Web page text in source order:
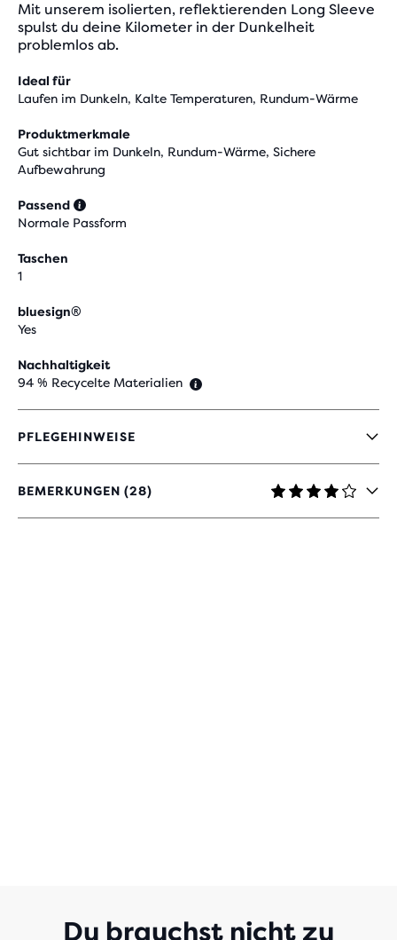
Mit unserem isolierten, reflektierenden Long Sleeve
spulst du deine Kilometer in der Dunkelheit
problemlos ab.
Ideal für
Laufen im Dunkeln, Kalte Temperaturen, Rundum-Wärme
Produktmerkmale
Gut sichtbar im Dunkeln, Rundum-Wärme, Sichere
Aufbewahrung
Passend
Normale Passform
Taschen
1
bluesign®
Yes
Nachhaltigkeit
94 % Recycelte Materialien
PFLEGEHINWEISE
BEMERKUNGEN (28)
4.1
VON
Du brauchst nicht zu